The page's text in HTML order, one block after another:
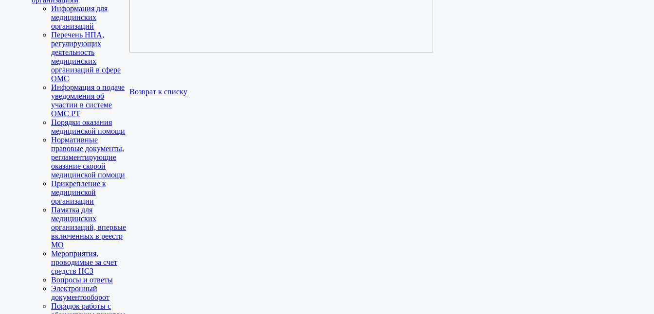
Информация для
медицинских
организаций
Перечень НПА,
регулирующих
деятельность
медицинских
организаций в сфере
ОМС
Информация о подаче
уведомления об
участии в системе
ОМС РТ
Порядки оказания
медицинской помощи
Нормативные
правовые документы,
регламентирующие
оказание скорой
медицинской помощи
Прикрепление к
медицинской
организации
Памятка для
медицинских
организаций, впервые
включенных в реестр
МО
Мероприятия,
проводимые за счет
средств НСЗ
Вопросы и ответы
Электронный
документооборот
Порядок работы с
Возврат к списку